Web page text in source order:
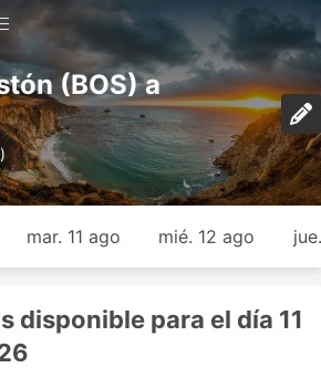
(BOS) a
mar. 11 ago mié. 12 ago
disponible para el día 11